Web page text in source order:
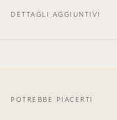
Questo vino si
arrosto, piatti di
DETTAGLI AGGIUNTIVI
POTREBBE PIACERTI